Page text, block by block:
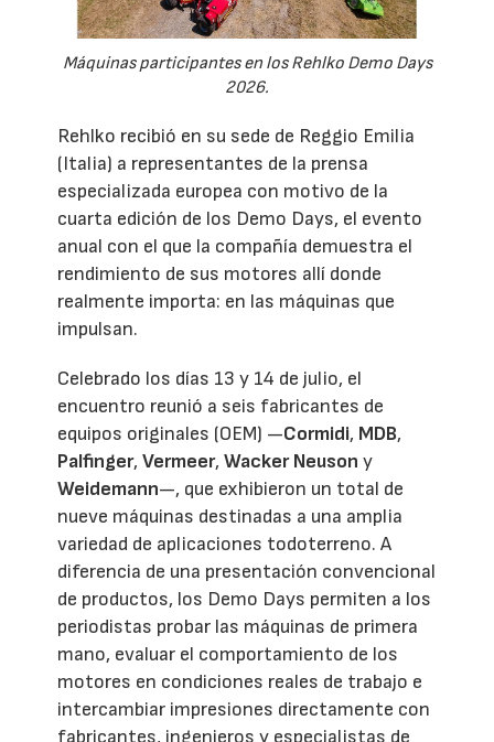
Máquinas participantes en los Rehlko Demo Days
2026.
Rehlko recibió en su sede de Reggio Emilia
(Italia) a representantes de la prensa
especializada europea con motivo de la
cuarta edición de los Demo Days, el evento
anual con el que la compañía demuestra el
rendimiento de sus motores allí donde
realmente importa: en las máquinas que
impulsan.
Celebrado los días 13 y 14 de julio, el
encuentro reunió a seis fabricantes de
equipos originales (OEM) —Cormidi, MDB,
Palfinger,Vermeer,Wacker Neuson y
Weidemann—, que exhibieron un total de
nueve máquinas destinadas a una amplia
variedad de aplicaciones todoterreno. A
diferencia de una presentación convencional
de productos, los Demo Days permiten a los
periodistas probar las máquinas de primera
mano, evaluar el comportamiento de los
motores en condiciones reales de trabajo e
intercambiar impresiones directamente con
fabricantes, ingenieros y especialistas de